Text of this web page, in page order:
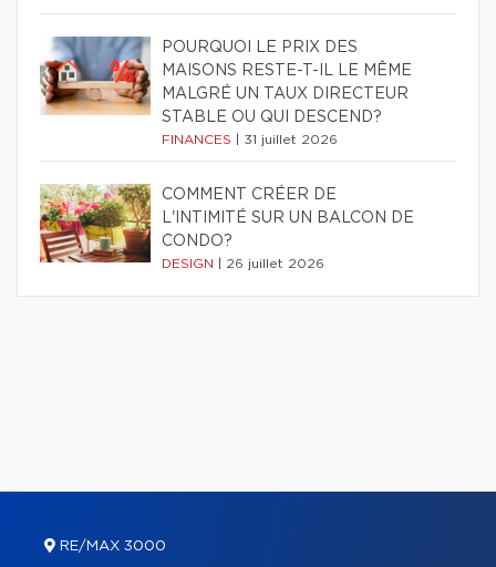
POURQUOI LE PRIX DES
MAISONS RESTE-T-IL LE MÊME
MALGRÉ UN TAUX DIRECTEUR
STABLE OU QUI DESCEND?
FINANCES 31 juillet 2026
COMMENT CRÉER DE
L'INTIMITÉ SUR UN BALCON DE
CONDO?
DESIGN 26 juillet 2026
RE/MAX 3000